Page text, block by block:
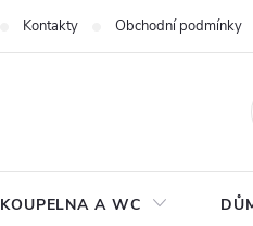
Kontakty Obchodní podmínky
KOUPELNA A WC